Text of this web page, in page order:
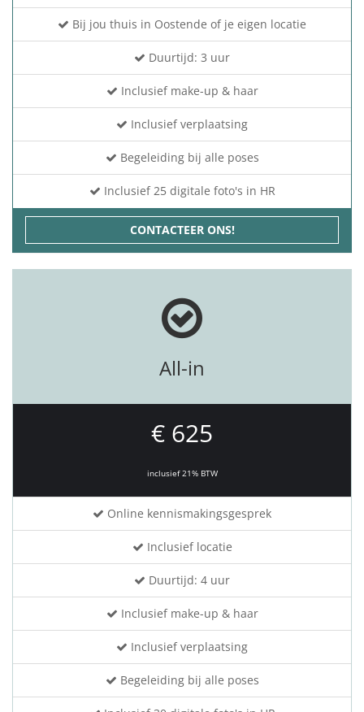
Bij jou thuis in Oostende of je eigen locatie
Duurtijd: 3 uur
Inclusief make-up & haar
Inclusief verplaatsing
Begeleiding bij alle poses
Inclusief 25 digitale foto's in HR
CONTACTEER ONS!
All-in
€ 625
inclusief 21% BTW
Online kennismakingsgesprek
Inclusief locatie
Duurtijd: 4 uur
Inclusief make-up & haar
Inclusief verplaatsing
Begeleiding bij alle poses